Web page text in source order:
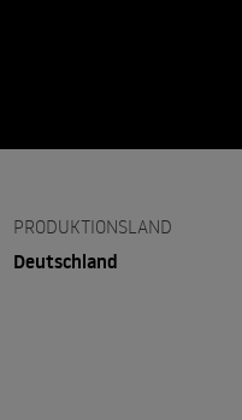
PRODUKTIONSLAND
Deutschland